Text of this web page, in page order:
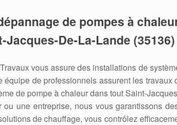
de pompes à
Jacques-De-La-Lande
vous assure des installations de
équipe de professionnels assurent les travaux
de pompe à chaleur dans tout Saint-
ou une entreprise, nous vous garantissons
de chauffage, vous contrôlez